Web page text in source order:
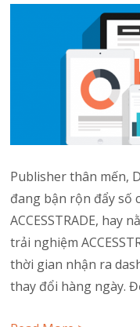
Publisher thân mến,
đang bận rộn đẩy số
ACCESSTRADE, hay
trải nghiệm
thời gian nhận ra
thay đổi hàng ngày.